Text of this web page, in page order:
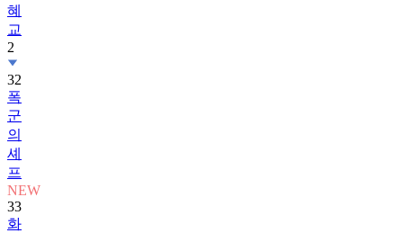
혜
교
2
32
폭
군
의
셰
프
NEW
33
화